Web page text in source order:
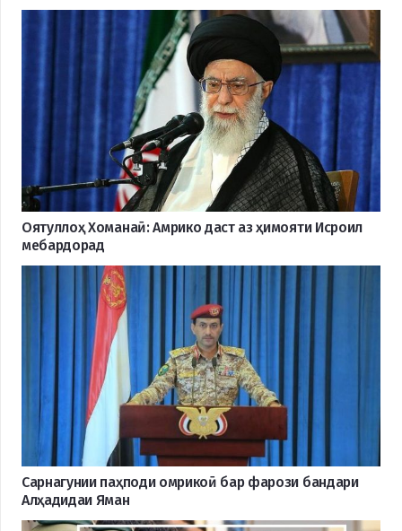
Оятуллоҳ Хоманаӣ: Амрико даст аз ҳимояти Исроил
мебардорад
Cарнагунии паҳподи омрикоӣ бар фарози бандари
Алҳадидаи Яман